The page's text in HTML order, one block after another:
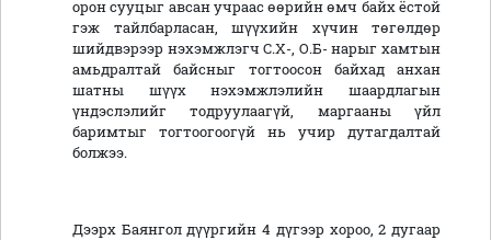
орон сууцыг авсан учраас өөрийн өмч байх ёстой
гэж тайлбарласан, шүүхийн хүчин төгөлдөр
шийдвэрээр нэхэмжлэгч С.Х-, О.Б- нарыг хамтын
амьдралтай байсныг тогтоосон байхад анхан
шатны шүүх нэхэмжлэлийн шаардлагын
үндэслэлийг тодруулаагүй, маргааны үйл
баримтыг тогтоогоогүй нь учир дутагдалтай
болжээ.
Дээрх Баянгол дүүргийн 4 дүгээр хороо, 2 дугаар